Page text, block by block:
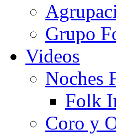
Grupo
Videos
Noches
Folk
Coro y